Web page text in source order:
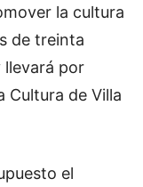
la cultura
de treinta
llevará por
Cultura de Villa
el